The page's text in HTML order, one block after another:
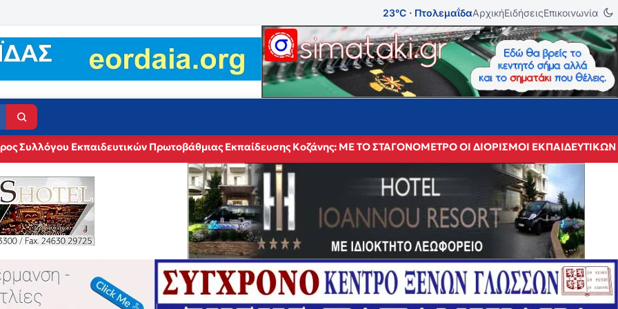
23°C · ΠτολεμαΐδαΑρχικήΕιδήσειςΕπικοινωνία
Συλλόγου Εκπαιδευτικών Πρωτοβάθμιας Εκπαίδευσης Κοζάνης: ΜΕ ΤΟ ΣΤΑΓΟΝΟΜΕΤΡΟ ΟΙ ΔΙΟΡΙΣΜΟΙ